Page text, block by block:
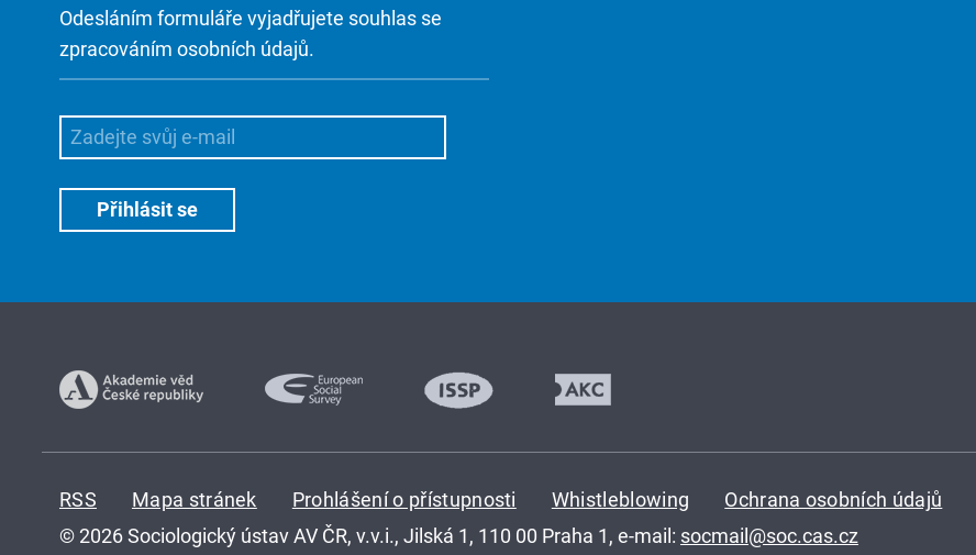
Odesláním formuláře vyjadřujete souhlas se
zpracováním osobních údajů.
RSS Mapa stránek Prohlášení o přístupnosti Whistleblowing Ochrana osobních údajů
© 2026 Sociologický ústav AV ČR, v.v.i., Jilská 1, 110 00 Praha 1, e-mail: socmail@soc.cas.cz